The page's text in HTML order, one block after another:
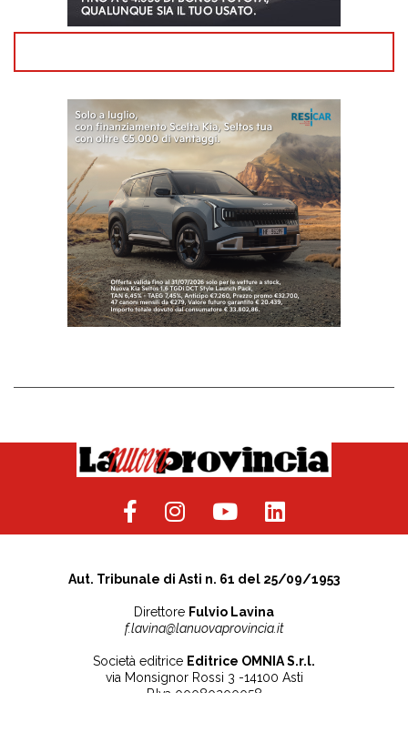
Aut. Tribunale di Asti n. 61 del 25/09/1953
Direttore Fulvio Lavina
f.lavina@lanuovaprovincia.it
Società editrice Editrice OMNIA S.r.l.
via Monsignor Rossi 3 -14100 Asti
P.Iva 00080200058